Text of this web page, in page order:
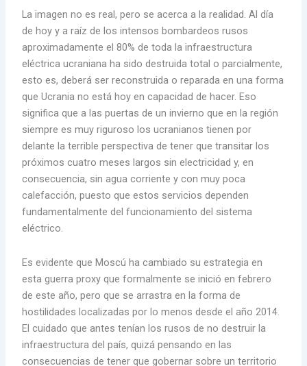
La imagen no es real, pero se acerca a la realidad. Al día
de hoy y a raíz de los intensos bombardeos rusos
aproximadamente el 80% de toda la infraestructura
eléctrica ucraniana ha sido destruida total o parcialmente,
esto es, deberá ser reconstruida o reparada en una forma
que Ucrania no está hoy en capacidad de hacer. Eso
significa que a las puertas de un invierno que en la región
siempre es muy riguroso los ucranianos tienen por
delante la terrible perspectiva de tener que transitar los
próximos cuatro meses largos sin electricidad y, en
consecuencia, sin agua corriente y con muy poca
calefacción, puesto que estos servicios dependen
fundamentalmente del funcionamiento del sistema
eléctrico.
Es evidente que Moscú ha cambiado su estrategia en
esta guerra proxy que formalmente se inició en febrero
de este año, pero que se arrastra en la forma de
hostilidades localizadas por lo menos desde el año 2014.
El cuidado que antes tenían los rusos de no destruir la
infraestructura del país, quizá pensando en las
consecuencias de tener que gobernar sobre un territorio